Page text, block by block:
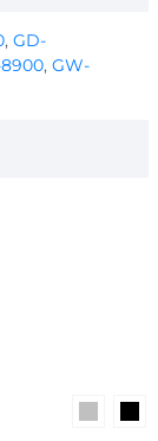
, GD-
8900, GW-